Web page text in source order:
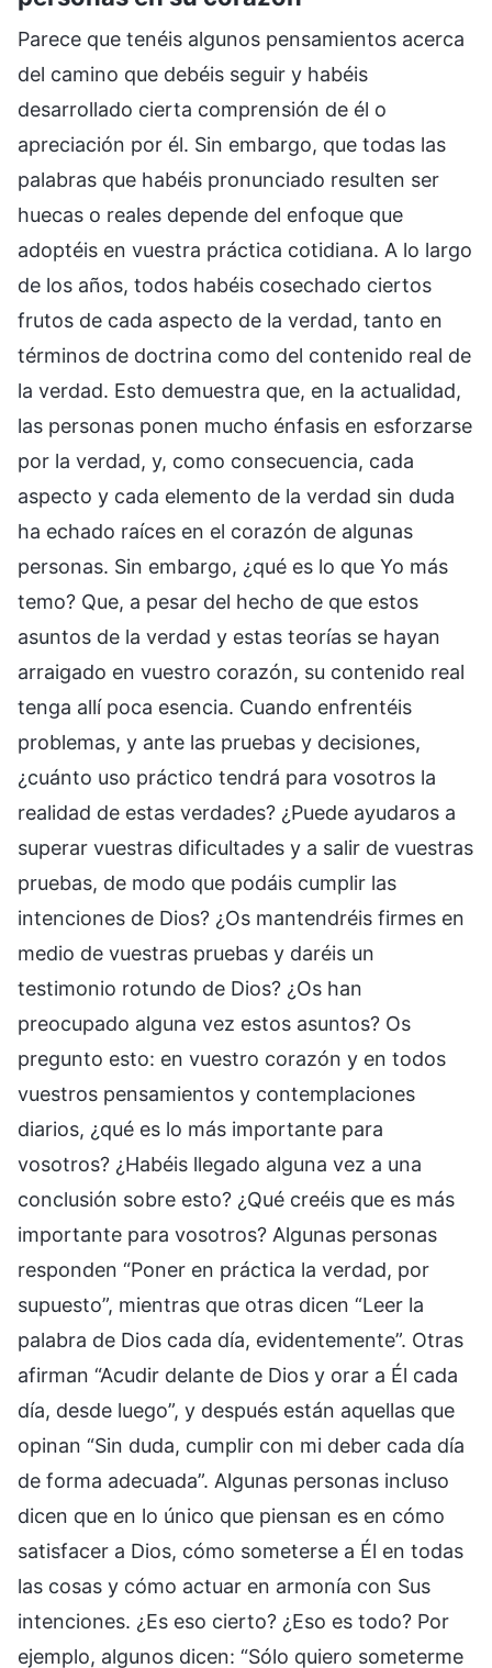
Parece que tenéis algunos pensamientos acerca
del camino que debéis seguir y habéis
desarrollado cierta comprensión de él o
apreciación por él. Sin embargo, que todas las
palabras que habéis pronunciado resulten ser
huecas o reales depende del enfoque que
adoptéis en vuestra práctica cotidiana. A lo largo
de los años, todos habéis cosechado ciertos
frutos de cada aspecto de la verdad, tanto en
términos de doctrina como del contenido real de
la verdad. Esto demuestra que, en la actualidad,
las personas ponen mucho énfasis en esforzarse
por la verdad, y, como consecuencia, cada
aspecto y cada elemento de la verdad sin duda
ha echado raíces en el corazón de algunas
personas. Sin embargo, ¿qué es lo que Yo más
temo? Que, a pesar del hecho de que estos
asuntos de la verdad y estas teorías se hayan
arraigado en vuestro corazón, su contenido real
tenga allí poca esencia. Cuando enfrentéis
problemas, y ante las pruebas y decisiones,
¿cuánto uso práctico tendrá para vosotros la
realidad de estas verdades? ¿Puede ayudaros a
superar vuestras dificultades y a salir de vuestras
pruebas, de modo que podáis cumplir las
intenciones de Dios? ¿Os mantendréis firmes en
medio de vuestras pruebas y daréis un
testimonio rotundo de Dios? ¿Os han
preocupado alguna vez estos asuntos? Os
pregunto esto: en vuestro corazón y en todos
vuestros pensamientos y contemplaciones
diarios, ¿qué es lo más importante para
vosotros? ¿Habéis llegado alguna vez a una
conclusión sobre esto? ¿Qué creéis que es más
importante para vosotros? Algunas personas
responden “Poner en práctica la verdad, por
supuesto”, mientras que otras dicen “Leer la
palabra de Dios cada día, evidentemente”. Otras
afirman “Acudir delante de Dios y orar a Él cada
día, desde luego”, y después están aquellas que
opinan “Sin duda, cumplir con mi deber cada día
de forma adecuada”. Algunas personas incluso
dicen que en lo único que piensan es en cómo
satisfacer a Dios, cómo someterse a Él en todas
las cosas y cómo actuar en armonía con Sus
intenciones. ¿Es eso cierto? ¿Eso es todo? Por
ejemplo, algunos dicen: “Sólo quiero someterme